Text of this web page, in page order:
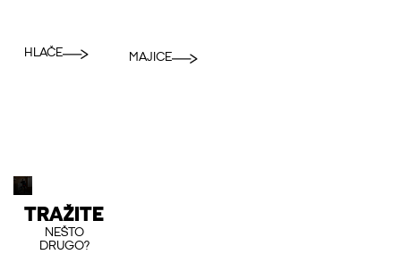
HLAČE MAJICE
TRAŽITE
NEŠTO
DRUGO?